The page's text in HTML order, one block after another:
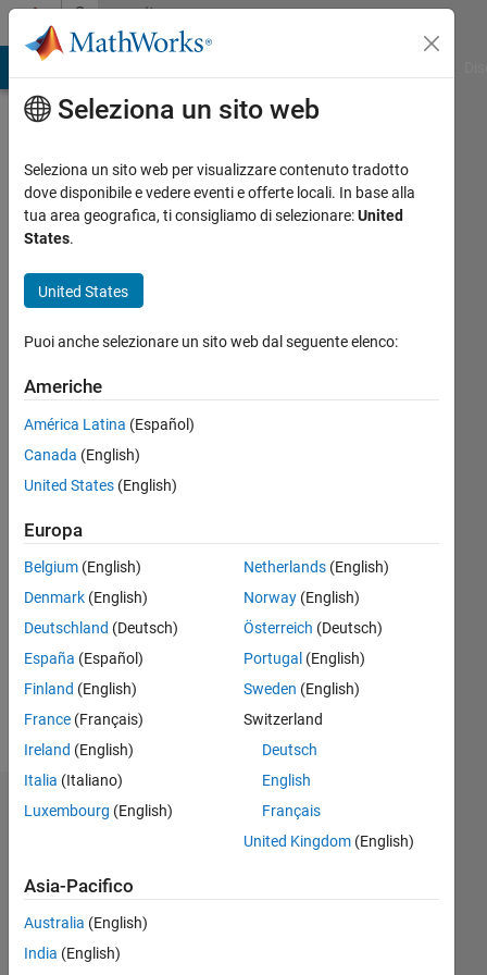
Vai al contenutoCommunity
Profile
Dr.Malla
Jagan
Mohana
Rao
Last
seen:
oltre 2
anni fa
dal 2021
Followers:
Following:
Messaggio
Dashboard
F…
-2
-113579
14 12
-4
Seleziona un sito web
Seleziona un sito web per visualizzare contenuto tradotto
dove disponibile e vedere eventi e offerte locali. In base alla
tua area geografica, ti consigliamo di selezionare:United
States.
United States
Puoi anche selezionare un sito web dal seguente elenco:
Americhe
América Latina (Español)
Canada (English)
United States (English)
Europa
Belgium (English)
Denmark (English)
Deutschland (Deutsch)
España (Español)
Finland (English)
France (Français)
Ireland (English)
Italia (Italiano)
Luxembourg (English)
Netherlands(English)
Norway(English)
Österreich (Deutsch)
Portugal (English)
Sweden (English)
Switzerland
Deutsch
English
Français
United Kingdom(English)
Asia-Pacifico
Australia (English)
India (English)